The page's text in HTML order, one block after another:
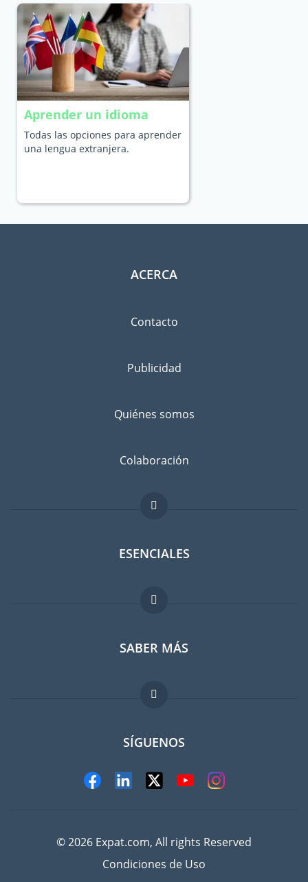
Aprender un idioma
Todas las opciones para aprender
una lengua extranjera.
ACERCA
Contacto
Publicidad
Quiénes somos
Colaboración
ESENCIALES
Foro para expatriados
Guia para expatriados
Trabajos en el extranjero
SABER MÁS
FAQ
SÍGUENOS
© 2026 Expat.com, All rights Reserved
Condiciones de Uso